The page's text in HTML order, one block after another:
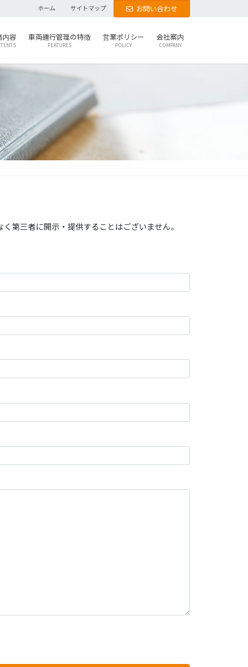
ホーム サイトマップ お問い合わせ
内容 車両運行管理の特徴
FEATURES
営業ポリシー
POLICY
会社案内
COMPANY
第三者に開示・提供することはございません。